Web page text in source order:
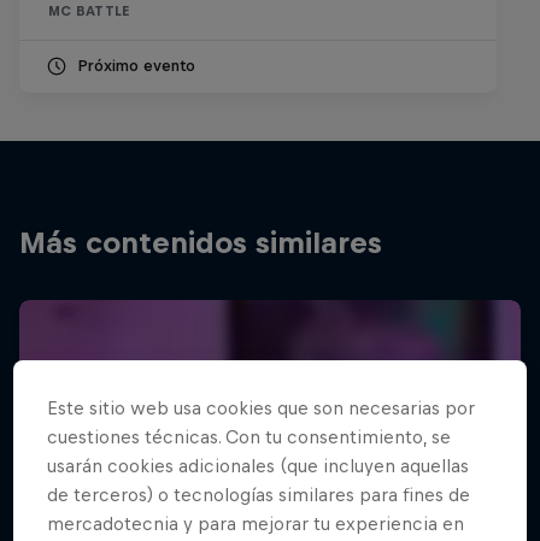
MC BATTLE
Próximo evento
Más contenidos similares
Este sitio web usa cookies que son necesarias por
cuestiones técnicas. Con tu consentimiento, se
usarán cookies adicionales (que incluyen aquellas
de terceros) o tecnologías similares para fines de
mercadotecnia y para mejorar tu experiencia en